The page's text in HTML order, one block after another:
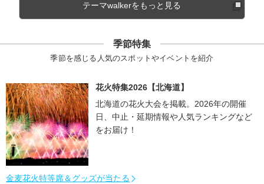
テーマwalkerをもっと見る
季節特集
季節を感じる人気のスポットやイベントを紹介
花火特集2026【北海道】
北海道の花火大会を掲載。2026年の開催
日、中止・延期情報や人気ランキングなど
をお届け！
金麦花火特等席＆グッズが当たる